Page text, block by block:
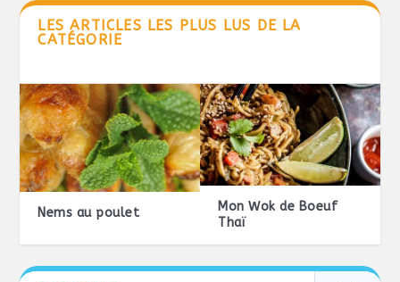
LES ARTICLES LES PLUS LUS DE LA
CATÉGORIE
Nems au poulet
Mon Wok de Boeuf
Thaï